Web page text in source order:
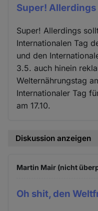
Super!
Super! Allerdings
Internationalen Tag
und den
3.5. auch hinein
Welternährungstag
Internationaler Tag
am 17.10.
Diskussion anzeigen
Martin Mair (nicht
Oh shit, den